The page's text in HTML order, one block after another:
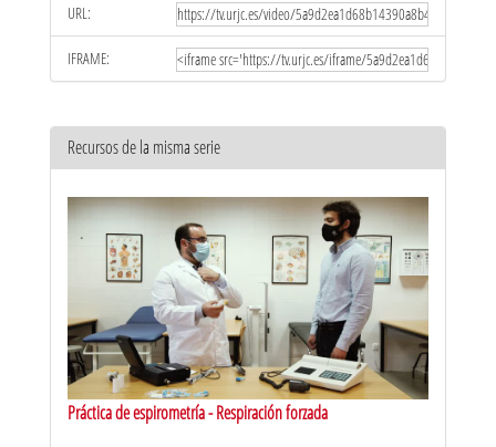
URL:
IFRAME:
Recursos de la misma serie
Práctica de espirometría - Respiración forzada